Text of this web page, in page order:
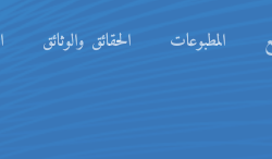
المطبوعات الحقائق والوثائق